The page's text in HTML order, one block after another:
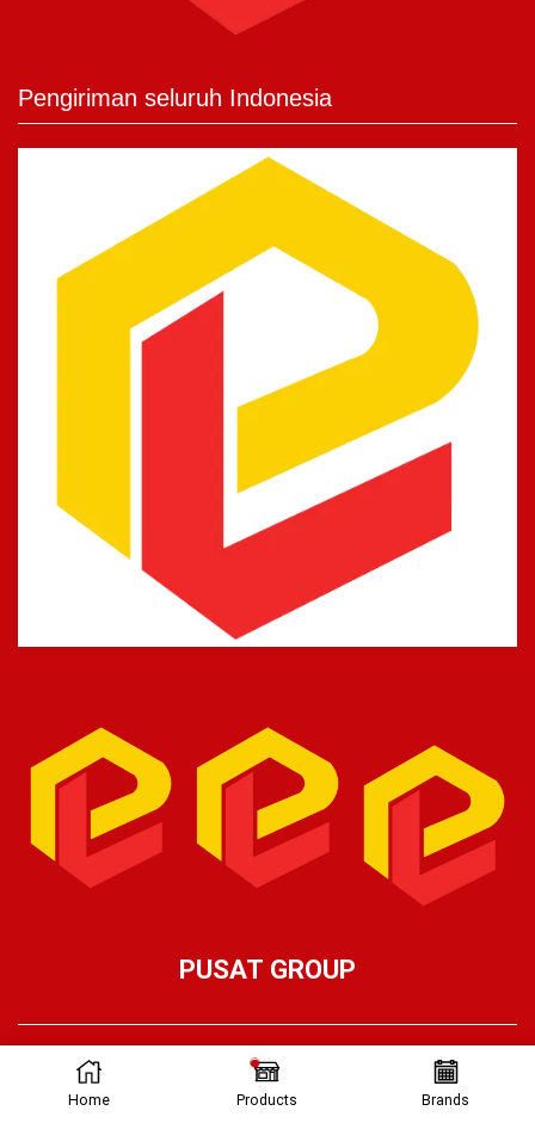
Home Products Brands
Pengiriman seluruh Indonesia
PUSAT GROUP
Ⓒ Pusat Lifting 2026 – Part of Pusat Group